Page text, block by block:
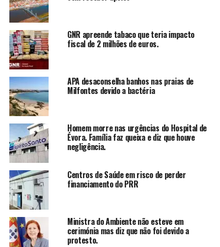
GNR apreende tabaco que teria impacto
fiscal de 2 milhões de euros.
APA desaconselha banhos nas praias de
Milfontes devido a bactéria
Homem morre nas urgências do Hospital de
Évora. Família faz queixa e diz que houve
negligência.
Centros de Saúde em risco de perder
financiamento do PRR
Ministra do Ambiente não esteve em
cerimónia mas diz que não foi devido a
protesto.